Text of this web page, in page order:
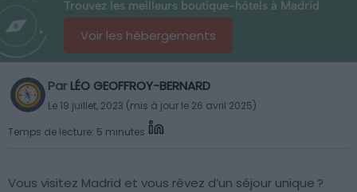
Trouvez les meilleurs boutique-hôtels à Madrid
Voir les hébergements
Par LÉO GEOFFROY-BERNARD
Le 19 juillet, 2023 (mis à jour le 26 avril 2025)
Temps de lecture: 5 minutes
Vous visitez Madrid et vous rêvez d’un séjour unique ?